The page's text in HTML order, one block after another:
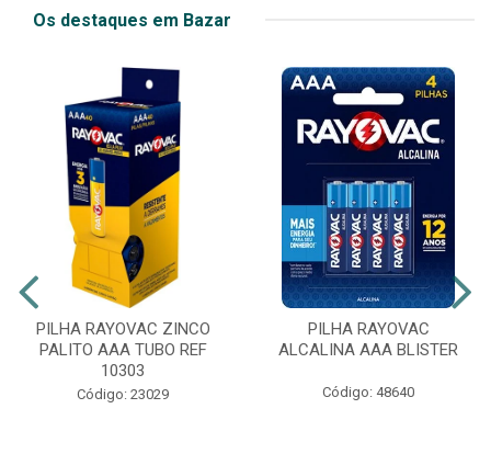
Os destaques em Bazar
PILHA RAYOVAC ZINCO
PALITO AAA TUBO REF
10303
Código: 23029
PILHA RAYOVAC
ALCALINA AAA BLISTER
Código: 48640